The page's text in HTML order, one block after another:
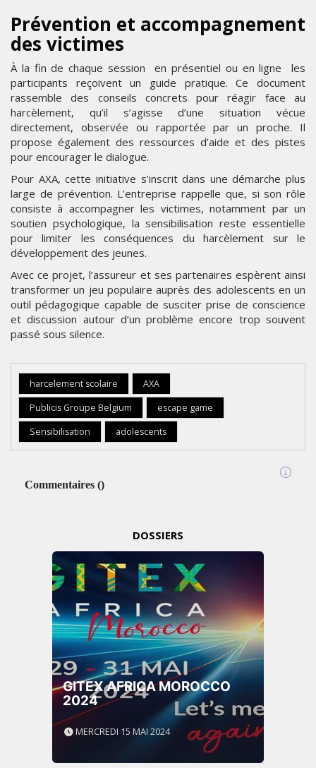
Prévention et accompagnement
des victimes
À la fin de chaque session en présentiel ou en ligne les
participants reçoivent un guide pratique. Ce document
rassemble des conseils concrets pour réagir face au
harcèlement, qu’il s’agisse d’une situation vécue
directement, observée ou rapportée par un proche. Il
propose également des ressources d’aide et des pistes
pour encourager le dialogue.
Pour AXA, cette initiative s’inscrit dans une démarche plus
large de prévention. L’entreprise rappelle que, si son rôle
consiste à accompagner les victimes, notamment par un
soutien psychologique, la sensibilisation reste essentielle
pour limiter les conséquences du harcèlement sur le
développement des jeunes.
Avec ce projet, l’assureur et ses partenaires espèrent ainsi
transformer un jeu populaire auprès des adolescents en un
outil pédagogique capable de susciter prise de conscience
et discussion autour d’un problème encore trop souvent
passé sous silence.
harcelement scolaire
AXA
Publicis Groupe Belgium
escape game
Sensibilisation
adolescents
Commentaires ()
DOSSIERS
GITEX AFRICA MOROCCO
2024
MERCREDI 15 MAI 2024